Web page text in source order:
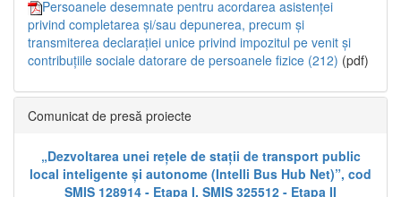
Persoanele desemnate pentru acordarea asistenței
privind completarea și/sau depunerea, precum și
transmiterea declarației unice privind impozitul pe venit și
contribuțiile sociale datorare de persoanele fizice (212) (pdf)
Comunicat de presă proiecte
„Dezvoltarea unei rețele de stații de transport public
local inteligente și autonome (Intelli Bus Hub Net)”, cod
SMIS 128914 - Etapa I, SMIS 325512 - Etapa II